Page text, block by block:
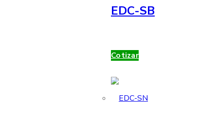
EDC-SB
Cotizar